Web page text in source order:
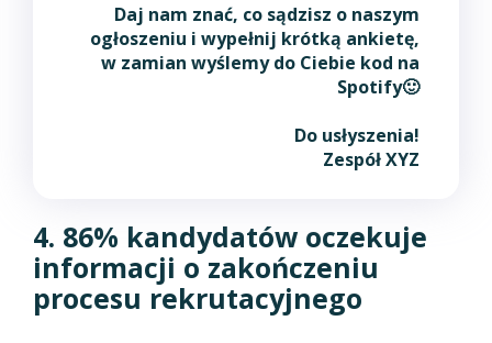
Daj nam znać, co sądzisz o naszym
ogłoszeniu i wypełnij krótką ankietę,
w zamian wyślemy do Ciebie kod na
Spotify🙂
Do usłyszenia!
Zespół XYZ
4. 86% kandydatów oczekuje
informacji o zakończeniu
procesu rekrutacyjnego